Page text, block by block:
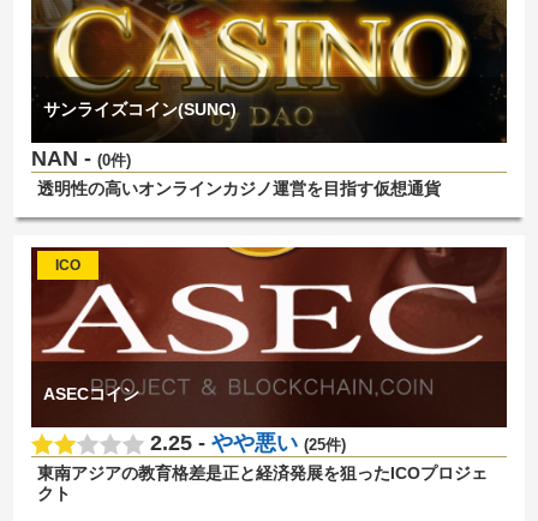
サンライズコイン(SUNC)
NAN -(0件)
透明性の高いオンラインカジノ運営を目指す仮想通貨
ICO
ASECコイン
2.25 - やや悪い (25件)
東南アジアの教育格差是正と経済発展を狙ったICOプロジェ
クト